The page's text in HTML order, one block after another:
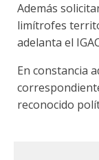
Además
limítrofes
adelanta el
En constancia
reconocido